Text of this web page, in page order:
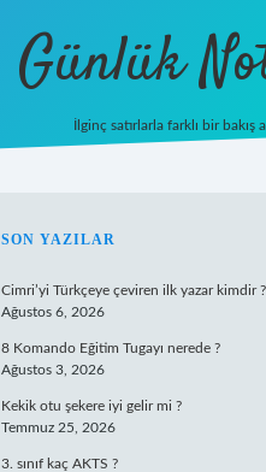
Günlük
İlginç satırlarla farklı bir bakış
SIDEBAR
SON YAZILAR
Cimri’yi Türkçeye çeviren ilk yazar kimdir ?
Ağustos 6, 2026
8 Komando Eğitim Tugayı nerede ?
Ağustos 3, 2026
Kekik otu şekere iyi gelir mi ?
Temmuz 25, 2026
3. sınıf kaç AKTS ?